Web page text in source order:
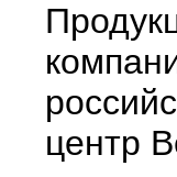
центр